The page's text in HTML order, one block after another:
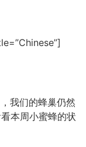
我们的蜂巢仍然
本周小蜜蜂的状